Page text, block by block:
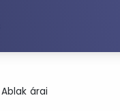
Ablak árai